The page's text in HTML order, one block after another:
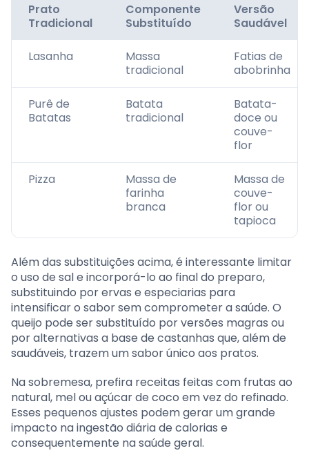
Prato
Tradicional
Componente
Substituído
Versão
Saudável
Lasanha
Massa
tradicional
Fatias de
abobrinha
Purê de
Batatas
Batata
tradicional
Batata-
doce ou
couve-
flor
Pizza
Massa de
farinha
branca
Massa de
couve-
flor ou
tapioca
Além das substituições acima, é interessante limitar
o uso de sal e incorporá-lo ao final do preparo,
substituindo por ervas e especiarias para
intensificar o sabor sem comprometer a saúde. O
queijo pode ser substituído por versões magras ou
por alternativas a base de castanhas que, além de
saudáveis, trazem um sabor único aos pratos.
Na sobremesa, prefira receitas feitas com frutas ao
natural, mel ou açúcar de coco em vez do refinado.
Esses pequenos ajustes podem gerar um grande
impacto na ingestão diária de calorias e
consequentemente na saúde geral.